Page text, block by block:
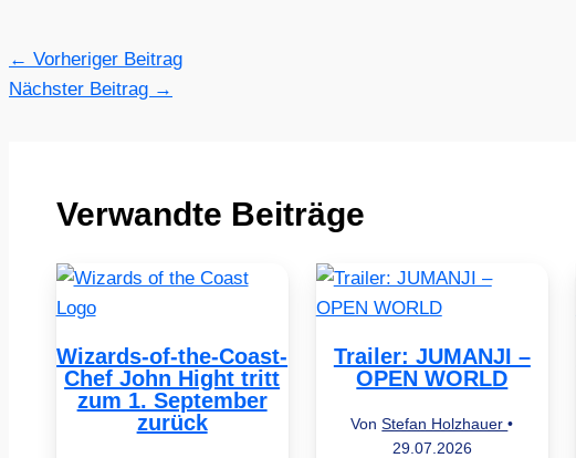
← Vorheriger Beitrag
Nächster Beitrag →
Verwandte Beiträge
Wizards-of-the-Coast-
Chef John Hight tritt
zum 1. September
zurück
Trailer: JUMANJI –
OPEN WORLD
VonStefan Holzhauer•
29.07.2026